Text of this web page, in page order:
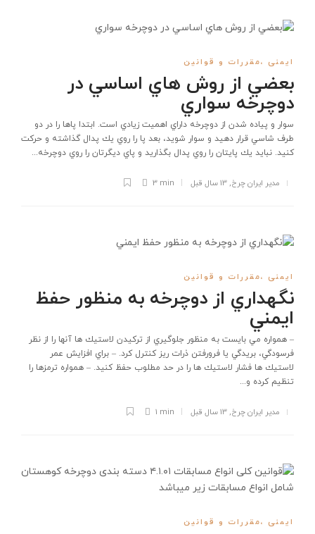
ایمنی ،مقررات و قوانین
بعضي از روش هاي اساسي در
دوچرخه سواري
سوار و پياده شدن از دوچرخه داراي اهميت زيادي است. ابتدا پاها را در دو
طرف شاسي قرار دهيد و سوار شويد، بعد پا را روي يك پدال گذاشته و حركت
كنيد. نبايد يك پايتان را روي پدال بگذاريد و پاي ديگرتان را روي دوچرخه...
مدیر ایران چرخ, 13 سال قبل 3 min
ایمنی ،مقررات و قوانین
نگهداري از دوچرخه به منظور حفظ
ايمني
– همواره مي بايست به منظور جلوگيري از تركيدن لاستيك ها آنها را از نظر
فرسودگي، بريدگي يا فرورفتن ذرات ريز كنترل كرد. – براي افزايش عمر
لاستيك ها فشار لاستيك ها را در حد مطلوب حفظ كنيد. – همواره ترمزها را
تنظيم كرده و...
مدیر ایران چرخ, 13 سال قبل 1 min
ایمنی ،مقررات و قوانین